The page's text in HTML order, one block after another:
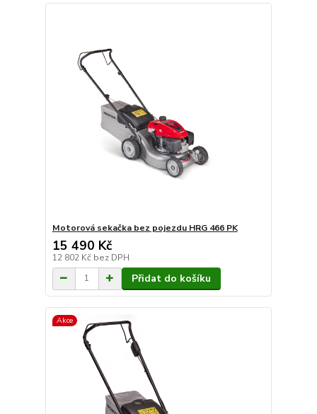
Motorová sekačka bez pojezdu HRG 466 PK
15 490 Kč
12 802 Kč bez DPH
Přidat do košíku
Akce